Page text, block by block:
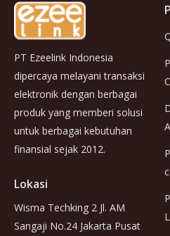
PT Ezeelink Indonesia
dipercaya melayani transaksi
elektronik dengan berbagai
produk yang memberi solusi
untuk berbagai kebutuhan
finansial sejak 2012.
Lokasi
Wisma Techking 2 Jl. AM
Sangaji No.24 Jakarta Pusat